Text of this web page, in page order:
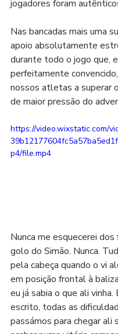
jogadores foram
Nas bancadas mais uma
apoio absolutamente
durante todo o jogo que,
perfeitamente
nossos atletas a superar
de maior pressão do
https://video.wixstatic.com/
p4/file.mp4
Nunca me esquecerei
golo do Simão. Nunca.
pela cabeça quando o vi
em posição frontal à
eu já sabia o que ali vinha.
escrito, todas as
passámos para chegar ali